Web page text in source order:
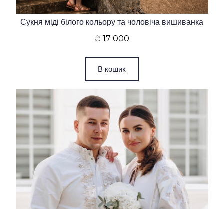
Сукня міді білого кольору та чоловіча вишиванка
₴ 17 000
В кошик